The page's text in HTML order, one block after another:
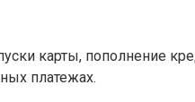
карты, пополнение
платежах.